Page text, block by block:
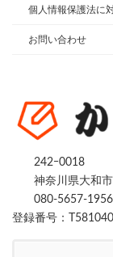
個人情報保護法に
お問い合わせ
242ｰ0018
神奈川県大和
080-5657-
登録番号：